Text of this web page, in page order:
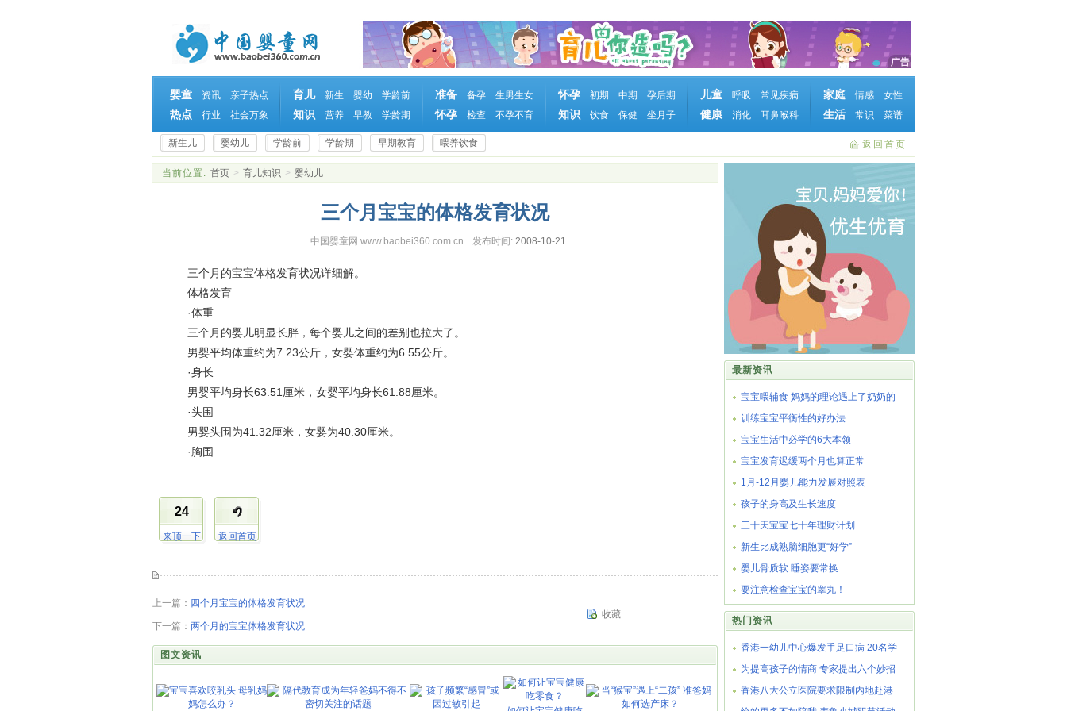
婴童
热点
资讯
亲子热点
行业
社会万象
育儿
知识
新生 婴幼
学龄前
营养
早教 学龄期
准备
怀孕
备孕
生男生女
检查
不孕不育
怀孕
知识
初期 中期
孕后期
饮食
保健 坐月子
儿童
健康
呼吸
常见疾病
消化
耳鼻喉科
家庭
生活
情感
女性
常识
菜谱
新生儿 婴幼儿 学龄前 学龄期 早期教育 喂养饮食 返回首页
当前位置: 首页 > 育儿知识 > 婴幼儿
三个月宝宝的体格发育状况
中国婴童网 www.baobei360.com.cn 发布时间: 2008-10-21
三个月的宝宝体格发育状况详细解。
体格发育
·体重
三个月的婴儿明显长胖，每个婴儿之间的差别也拉大了。
男婴平均体重约为7.23公斤，女婴体重约为6.55公斤。
·身长
男婴平均身长63.51厘米，女婴平均身长61.88厘米。
·头围
男婴头围为41.32厘米，女婴为40.30厘米。
·胸围
24
来顶一下 返回首页
上一篇： 四个月宝宝的体格发育状况
下一篇： 两个月的宝宝体格发育状况
收藏
图文资讯
最新资讯
宝宝喂辅食 妈妈的理论遇上了奶奶的
训练宝宝平衡性的好办法
宝宝生活中必学的6大本领
宝宝发育迟缓两个月也算正常
1月-12月婴儿能力发展对照表
孩子的身高及生长速度
三十天宝宝七十年理财计划
新生比成熟脑细胞更“好学”
婴儿骨质软 睡姿要常换
要注意检查宝宝的睾丸！
热门资讯
香港一幼儿中心爆发手足口病 20名学
为提高孩子的情商 专家提出六个妙招
香港八大公立医院要求限制内地赴港